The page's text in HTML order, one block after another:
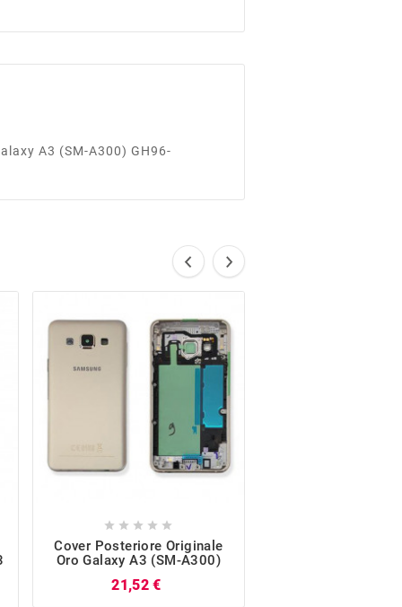
A3 (SM-A300) GH96-
    
Cover Posteriore Originale
Oro Galaxy A3 (SM-A300)
21,52 €